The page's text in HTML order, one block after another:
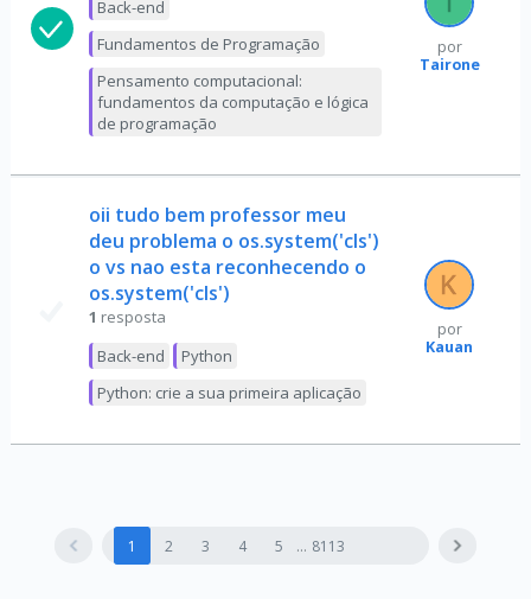
Back-end
Fundamentos de Programação
Pensamento computacional:
fundamentos da computação e lógica
de programação
por
Tairone
oii tudo bem professor meu
deu problema o os.system('cls')
o vs nao esta reconhecendo o
os.system('cls')
1 resposta
Back-end
Python
Python: crie a sua primeira aplicação
por
Kauan
1 2 3 4 5 8113